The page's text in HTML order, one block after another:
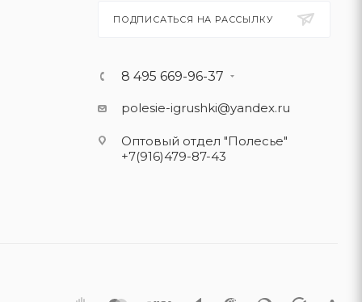
ПОДПИСАТЬСЯ НА РАССЫЛКУ
8 495 669-96-37
polesie-igrushki@yandex.ru
Оптовый отдел "Полесье"
+7(916)479-87-43